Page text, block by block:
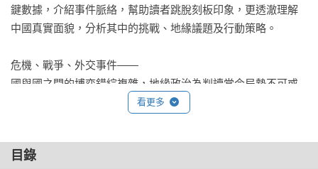
鍵數據，介紹事件脈絡，幫助讀者跳脫刻板印象，更透澈理解
中國真實面貌，分析其中的挑戰、地緣議題及行動策略。
危機、戰爭、外交事件——
國與國之間的博弈錯綜複雜，地緣政治為判讀當今局勢不可或
缺的關鍵學科，是每一位世界公民不可不讀的求生手冊！
美國聖湯瑪斯大學國際研究講座教授兼系主任   葉耀元
看更多
目錄